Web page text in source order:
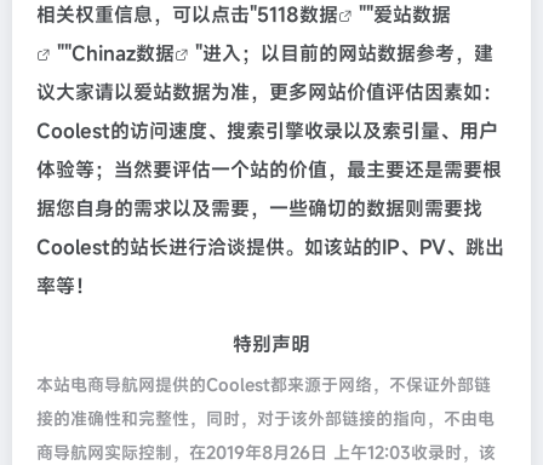
相关权重信息，可以点击"5118数据 ""爱站数据
""Chinaz数据
"进入；以目前的网站数据参考，建
议大家请以爱站数据为准，更多网站价值评估因素如：
Coolest的访问速度、搜索引擎收录以及索引量、用户
体验等；当然要评估一个站的价值，最主要还是需要根
据您自身的需求以及需要，一些确切的数据则需要找
Coolest的站长进行洽谈提供。如该站的IP、PV、跳出
率等！
特别声明
本站电商导航网提供的Coolest都来源于网络，不保证外部链
接的准确性和完整性，同时，对于该外部链接的指向，不由电
商导航网实际控制，在2019年8月26日 上午12:03收录时，该